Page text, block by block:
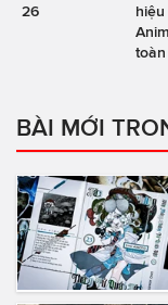
26
BÀI MỚI